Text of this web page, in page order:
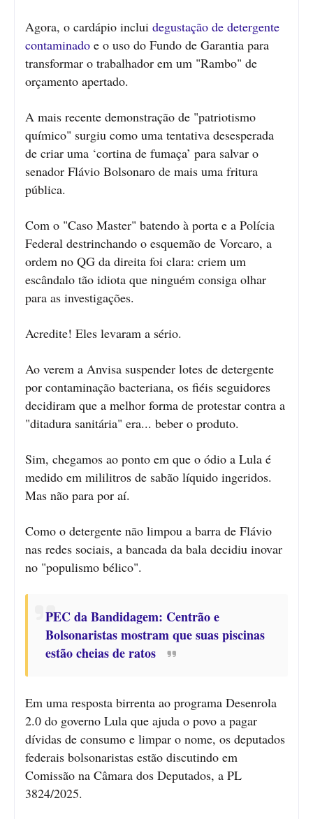
Agora, o cardápio inclui degustação de detergente
contaminado e o uso do Fundo de Garantia para
transformar o trabalhador em um "Rambo" de
orçamento apertado.
A mais recente demonstração de "patriotismo
químico" surgiu como uma tentativa desesperada
de criar uma ‘cortina de fumaça’ para salvar o
senador Flávio Bolsonaro de mais uma fritura
pública.
Com o "Caso Master" batendo à porta e a Polícia
Federal destrinchando o esquemão de Vorcaro, a
ordem no QG da direita foi clara: criem um
escândalo tão idiota que ninguém consiga olhar
para as investigações.
Acredite! Eles levaram a sério.
Ao verem a Anvisa suspender lotes de detergente
por contaminação bacteriana, os fiéis seguidores
decidiram que a melhor forma de protestar contra a
"ditadura sanitária" era... beber o produto.
Sim, chegamos ao ponto em que o ódio a Lula é
medido em mililitros de sabão líquido ingeridos.
Mas não para por aí.
Como o detergente não limpou a barra de Flávio
nas redes sociais, a bancada da bala decidiu inovar
no "populismo bélico".
PEC da Bandidagem: Centrão e
Bolsonaristas mostram que suas piscinas
estão cheias de ratos
Em uma resposta birrenta ao programa Desenrola
2.0 do governo Lula que ajuda o povo a pagar
dívidas de consumo e limpar o nome, os deputados
federais bolsonaristas estão discutindo em
Comissão na Câmara dos Deputados, a PL
3824/2025.